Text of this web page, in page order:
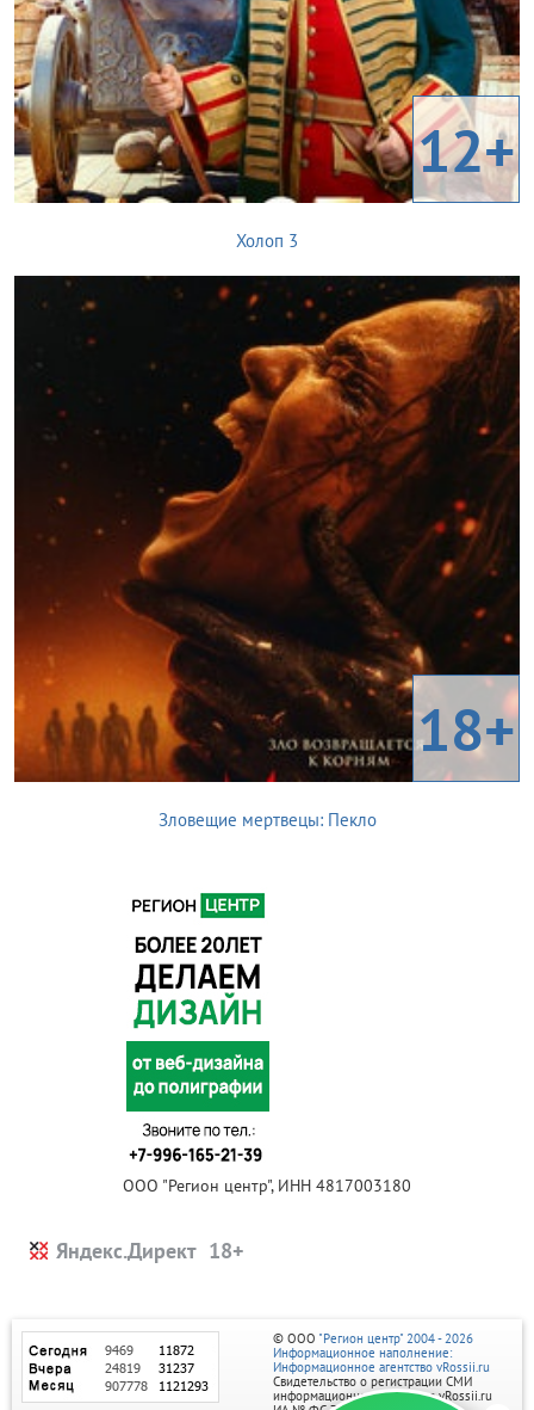
12+
Холоп 3
18+
Зловещие мертвецы: Пекло
ООО "Регион центр", ИНН 4817003180
Яндекс.Директ
© ООО "Регион центр" 2004 - 2026
Информационное наполнение:
Информационное агентство vRossii.ru
Свидетельство о регистрации СМИ
информационного агентства vRossii.ru